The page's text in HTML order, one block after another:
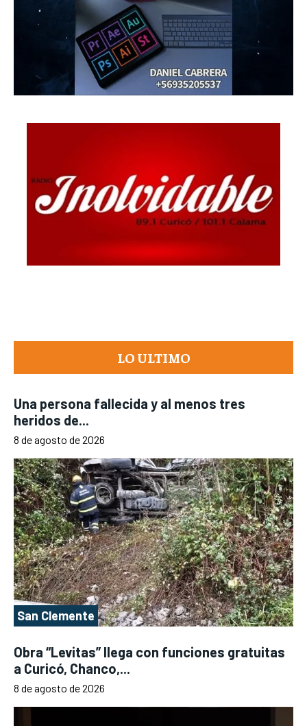
LO ULTIMO
Una persona fallecida y al menos tres
heridos de...
8 de agosto de 2026
San Clemente
Obra “Levitas” llega con funciones gratuitas
a Curicó, Chanco,...
8 de agosto de 2026